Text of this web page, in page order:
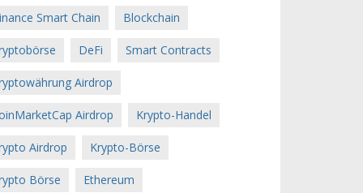
Smart Chain Blockchain
DeFi Smart Contracts
Airdrop
Airdrop Krypto-Handel
Airdrop Krypto-Börse
Börse Ethereum